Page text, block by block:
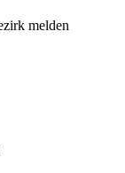
melden